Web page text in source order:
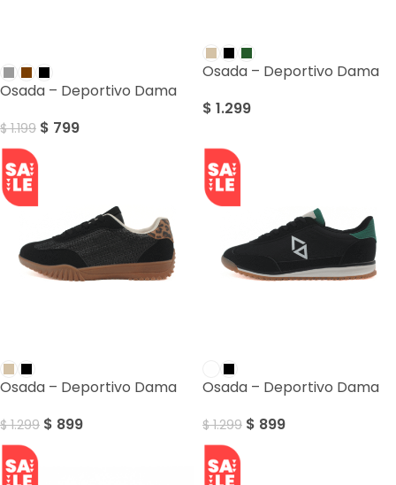
Osada – Deportivo Dama
$1.199 $ 799
Osada – Deportivo Dama
$ 1.299
Osada – Deportivo Dama
$1.299 $ 899
Osada – Deportivo Dama
$1.299 $ 899